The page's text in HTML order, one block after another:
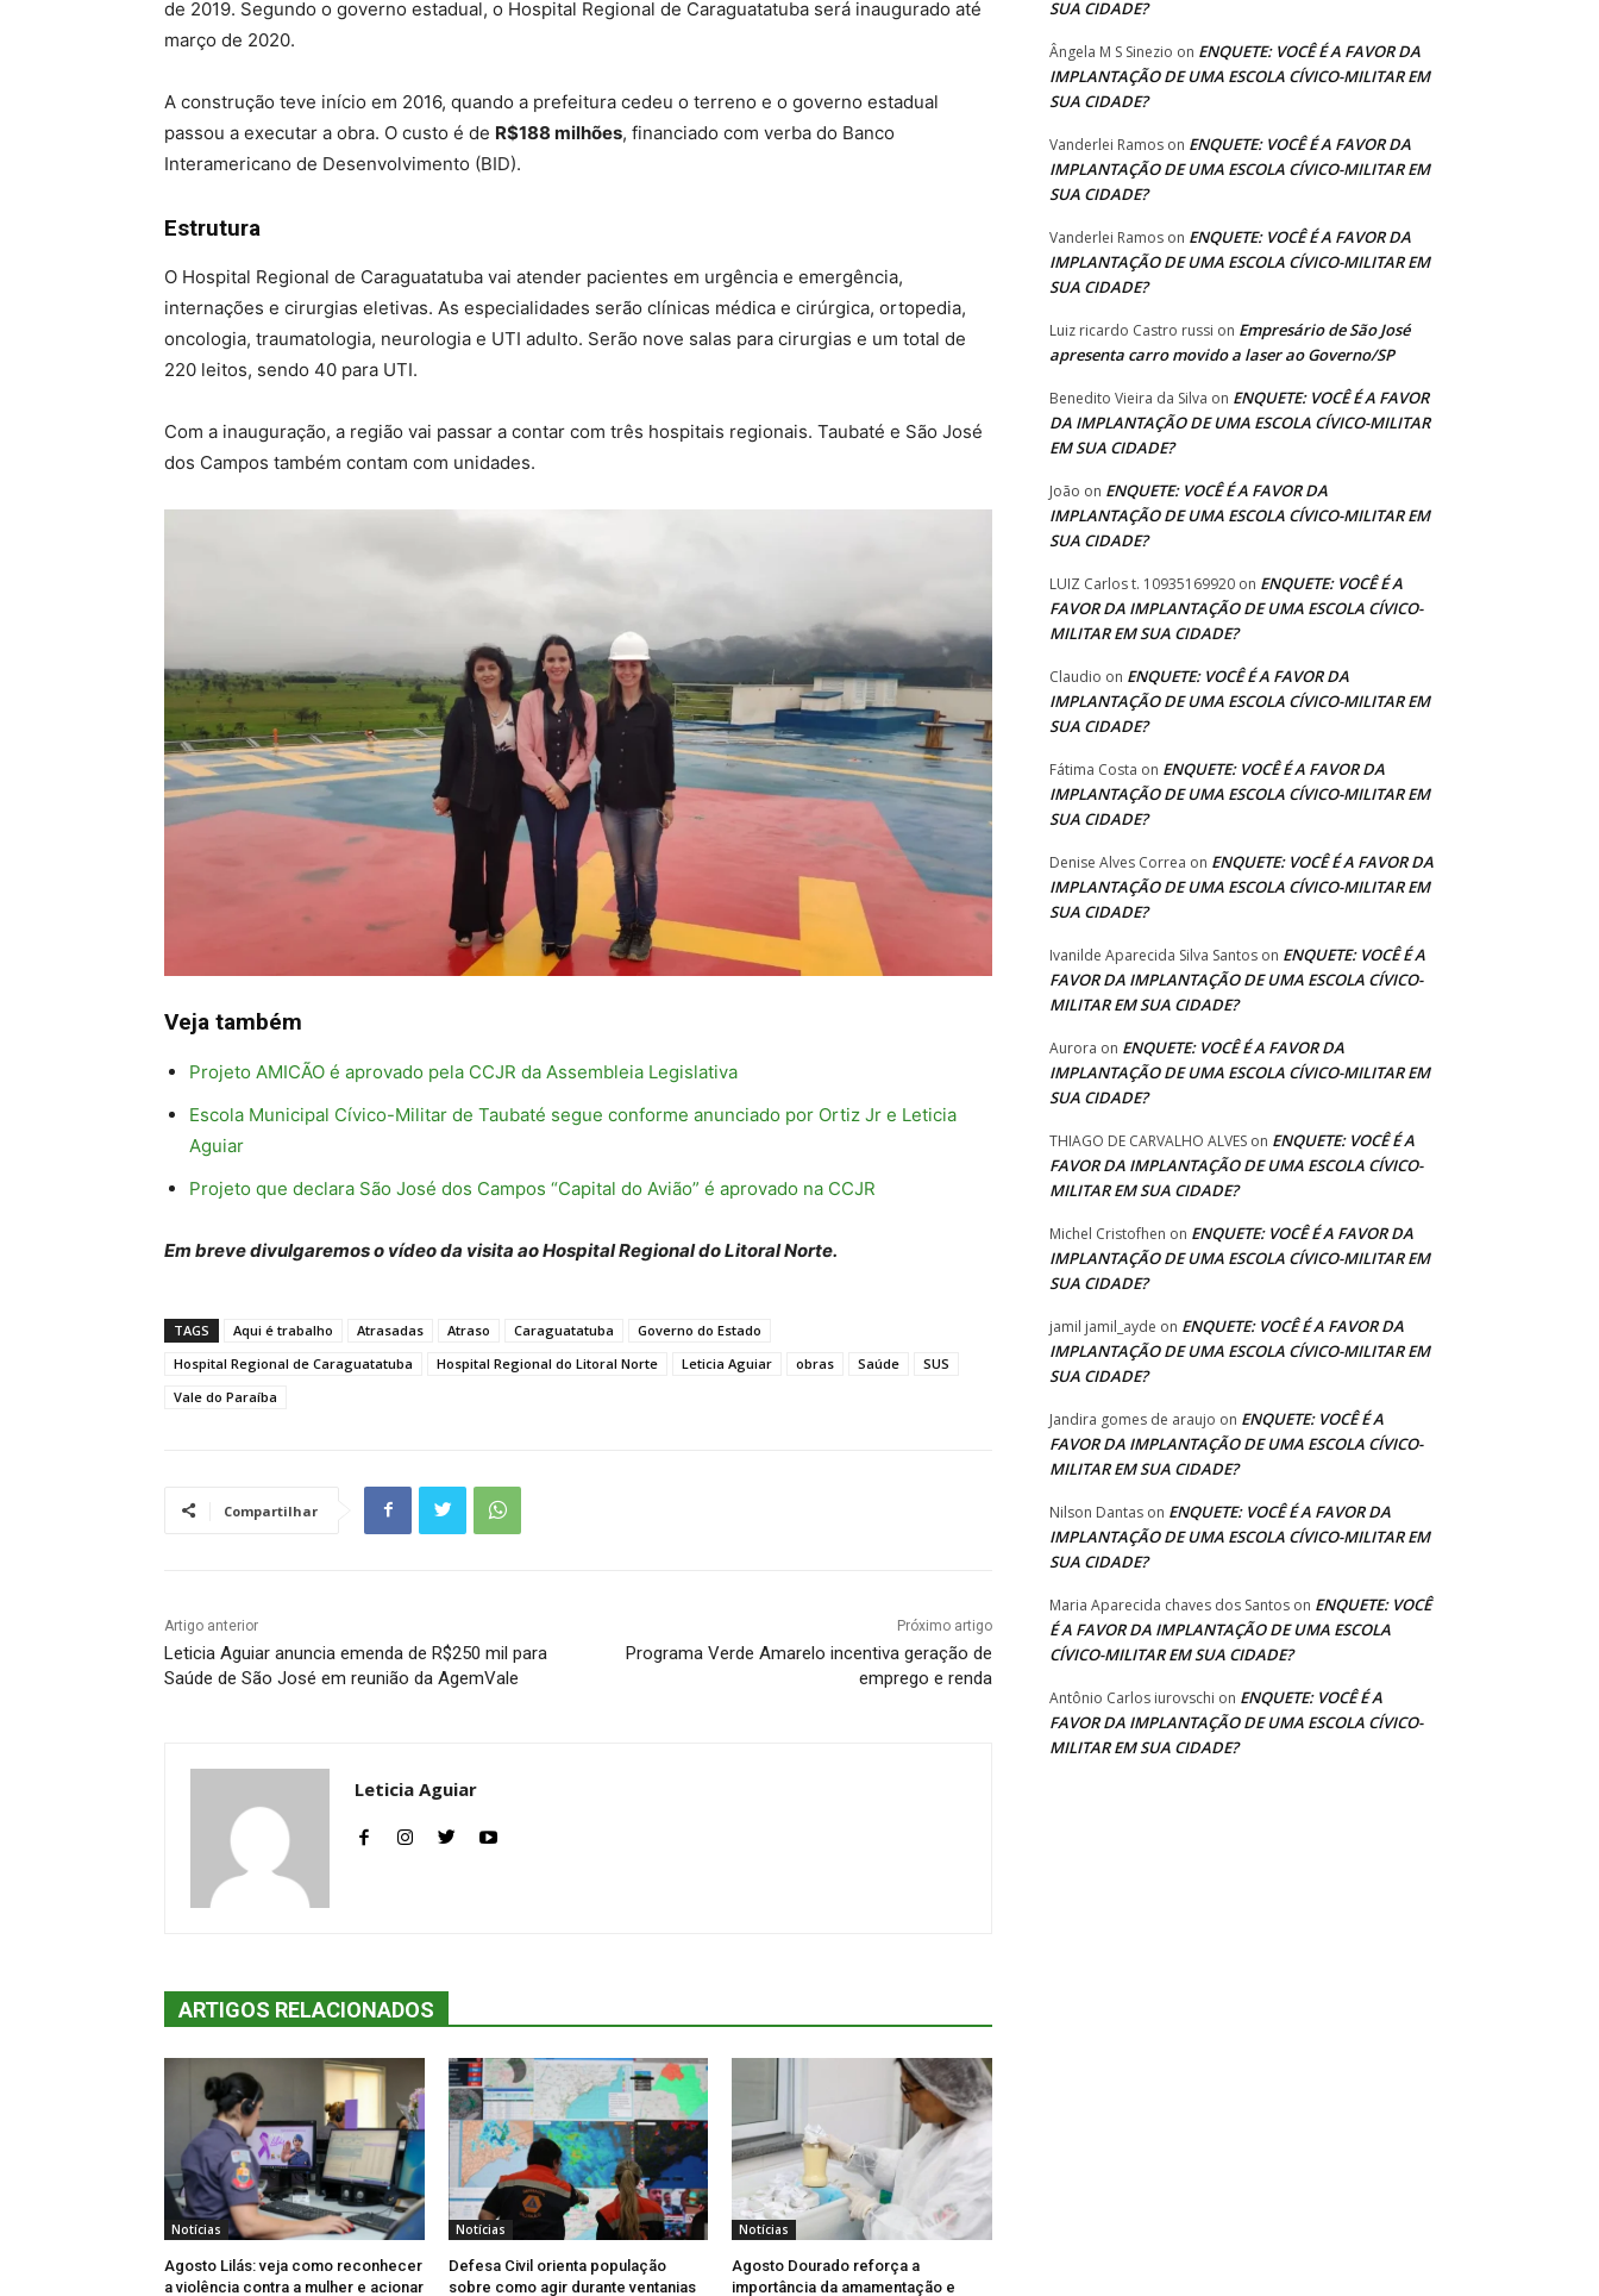
de 2019. Segundo o governo estadual, o Hospital Regional de Caraguatatuba será inaugurado até
março de 2020.
A construção teve início em 2016, quando a prefeitura cedeu o terreno e o governo estadual
passou a executar a obra. O custo é de R$188 milhões, financiado com verba do Banco
Interamericano de Desenvolvimento (BID).
Estrutura
O Hospital Regional de Caraguatatuba vai atender pacientes em urgência e emergência,
internações e cirurgias eletivas. As especialidades serão clínicas médica e cirúrgica, ortopedia,
oncologia, traumatologia, neurologia e UTI adulto. Serão nove salas para cirurgias e um total de
220 leitos, sendo 40 para UTI.
Com a inauguração, a região vai passar a contar com três hospitais regionais. Taubaté e São José
dos Campos também contam com unidades.
Veja também
Projeto AMICÃO é aprovado pela CCJR da Assembleia Legislativa
Escola Municipal Cívico-Militar de Taubaté segue conforme anunciado por Ortiz Jr e Leticia
Aguiar
Projeto que declara São José dos Campos “Capital do Avião” é aprovado na CCJR
Em breve divulgaremos o vídeo da visita ao Hospital Regional do Litoral Norte.
TAGS Aqui é trabalho Atrasadas Atraso Caraguatatuba
Governo do Estado
Hospital Regional de Caraguatatuba
Hospital Regional do Litoral Norte Leticia Aguiar obras Saúde
SUS
Vale do Paraíba
Compartilhar
Artigo anterior
Leticia Aguiar anuncia emenda de R$250 mil para
Saúde de São José em reunião da AgemVale
Próximo artigo
Programa Verde Amarelo incentiva geração de
emprego e renda
Leticia Aguiar
ARTIGOS RELACIONADOS
Notícias
Agosto Lilás: veja como reconhecer
a violência contra a mulher e acionar
Notícias
Defesa Civil orienta população
sobre como agir durante ventanias
Notícias
Agosto Dourado reforça a
importância da amamentação e
SUA CIDADE?
Ângela M S Sinezio on ENQUETE: VOCÊ É A FAVOR DA
IMPLANTAÇÃO DE UMA ESCOLA CÍVICO-MILITAR EM
SUA CIDADE?
Vanderlei Ramos on ENQUETE: VOCÊ É A FAVOR DA
IMPLANTAÇÃO DE UMA ESCOLA CÍVICO-MILITAR EM
SUA CIDADE?
Vanderlei Ramos on ENQUETE: VOCÊ É A FAVOR DA
IMPLANTAÇÃO DE UMA ESCOLA CÍVICO-MILITAR EM
SUA CIDADE?
Luiz ricardo Castro russi on Empresário de São José
apresenta carro movido a laser ao Governo/SP
Benedito Vieira da Silva on ENQUETE: VOCÊ É A FAVOR
DA IMPLANTAÇÃO DE UMA ESCOLA CÍVICO-MILITAR
EM SUA CIDADE?
João on ENQUETE: VOCÊ É A FAVOR DA
IMPLANTAÇÃO DE UMA ESCOLA CÍVICO-MILITAR EM
SUA CIDADE?
LUIZ Carlos t. 10935169920 on ENQUETE: VOCÊ É A
FAVOR DA IMPLANTAÇÃO DE UMA ESCOLA CÍVICO-
MILITAR EM SUA CIDADE?
Claudio on ENQUETE: VOCÊ É A FAVOR DA
IMPLANTAÇÃO DE UMA ESCOLA CÍVICO-MILITAR EM
SUA CIDADE?
Fátima Costa on ENQUETE: VOCÊ É A FAVOR DA
IMPLANTAÇÃO DE UMA ESCOLA CÍVICO-MILITAR EM
SUA CIDADE?
Denise Alves Correa on ENQUETE: VOCÊ É A FAVOR DA
IMPLANTAÇÃO DE UMA ESCOLA CÍVICO-MILITAR EM
SUA CIDADE?
Ivanilde Aparecida Silva Santos on ENQUETE: VOCÊ É A
FAVOR DA IMPLANTAÇÃO DE UMA ESCOLA CÍVICO-
MILITAR EM SUA CIDADE?
Aurora on ENQUETE: VOCÊ É A FAVOR DA
IMPLANTAÇÃO DE UMA ESCOLA CÍVICO-MILITAR EM
SUA CIDADE?
THIAGO DE CARVALHO ALVES on ENQUETE: VOCÊ É A
FAVOR DA IMPLANTAÇÃO DE UMA ESCOLA CÍVICO-
MILITAR EM SUA CIDADE?
Michel Cristofhen on ENQUETE: VOCÊ É A FAVOR DA
IMPLANTAÇÃO DE UMA ESCOLA CÍVICO-MILITAR EM
SUA CIDADE?
jamil jamil_ayde on ENQUETE: VOCÊ É A FAVOR DA
IMPLANTAÇÃO DE UMA ESCOLA CÍVICO-MILITAR EM
SUA CIDADE?
Jandira gomes de araujo on ENQUETE: VOCÊ É A
FAVOR DA IMPLANTAÇÃO DE UMA ESCOLA CÍVICO-
MILITAR EM SUA CIDADE?
Nilson Dantas on ENQUETE: VOCÊ É A FAVOR DA
IMPLANTAÇÃO DE UMA ESCOLA CÍVICO-MILITAR EM
SUA CIDADE?
Maria Aparecida chaves dos Santos on ENQUETE: VOCÊ
É A FAVOR DA IMPLANTAÇÃO DE UMA ESCOLA
CÍVICO-MILITAR EM SUA CIDADE?
Antônio Carlos iurovschi on ENQUETE: VOCÊ É A
FAVOR DA IMPLANTAÇÃO DE UMA ESCOLA CÍVICO-
MILITAR EM SUA CIDADE?